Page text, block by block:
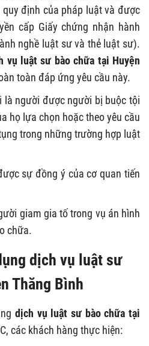
định của pháp luật và được
cấp Giấy chứng nhận hành
nghề luật sư và thẻ luật sư).
vụ luật sư bào chữa tại Huyện
toàn đáp ứng yêu cầu này.
là người được người bị buộc tội
họ lựa chọn hoặc theo yêu cầu
trong những trường hợp luật
sự đồng ý của cơ quan tiến
giam gia tố trong vụ án hình
chữa.
dịch vụ luật sư
Thăng Bình
dịch vụ luật sư bào chữa tại
các khách hàng thực hiện: